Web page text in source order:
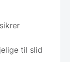
til slid